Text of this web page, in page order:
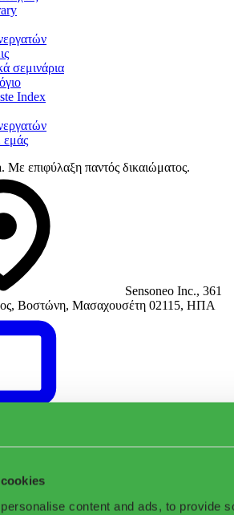
content and ads, to provide
σεμινάρια
Index
εμάς
επιφύλαξη παντός δικαιώματος.
Sensoneo Inc., 361
Βοστώνη, Μασαχουσέτη 02115, ΗΠΑ